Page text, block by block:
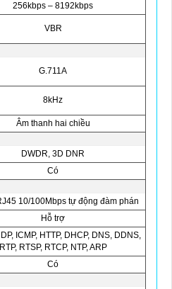
256kbps – 8192kbps
VBR
G.711A
8kHz
Âm thanh hai chiều
DWDR, 3D DNR
Có
10/100Mbps tự động đàm phán
Hỗ trợ
ICMP, HTTP, DHCP, DNS, DDNS,
RTP, RTSP, RTCP, NTP, ARP
Có